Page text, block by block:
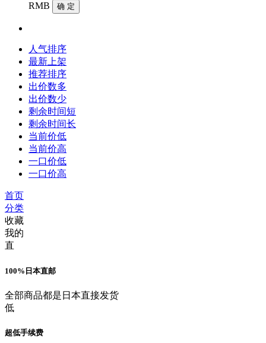
RMB
确 定
人气排序
最新上架
推荐排序
出价数多
出价数少
剩余时间短
剩余时间长
当前价低
当前价高
一口价低
一口价高
首页
分类
收藏
我的
直
100%日本直邮
全部商品都是日本直接发货
低
超低手续费